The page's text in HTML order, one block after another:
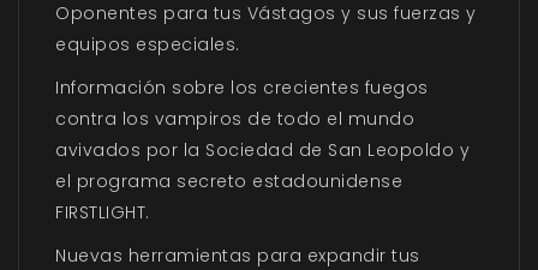
Oponentes para tus Vástagos y sus fuerzas y
equipos especiales.
Información sobre los crecientes fuegos
contra los vampiros de todo el mundo
avivados por la Sociedad de San Leopoldo y
el programa secreto estadounidense
FIRSTLIGHT.
Nuevas herramientas para expandir tus